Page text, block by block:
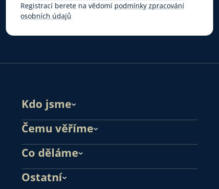
Registrací berete na vědomí podmínky zpracování
osobních údajů
Kdo jsme
Čemu věříme
Co děláme
Ostatní